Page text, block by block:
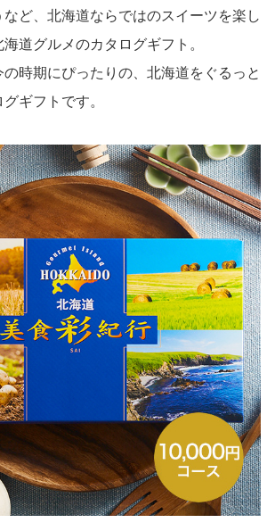
ど、北海道ならではのスイーツを楽し
道グルメのカタログギフト。
時期にぴったりの、北海道をぐるっと
ギフトです。